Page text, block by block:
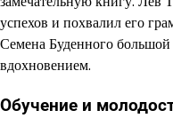
успехов и похвалил его
Семена Буденного
вдохновением.
Обучение и